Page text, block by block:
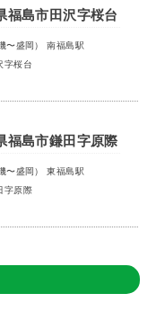
島市田沢字桜台
〜盛岡） 南福島駅
字桜台
島市鎌田字原際
〜盛岡） 東福島駅
字原際